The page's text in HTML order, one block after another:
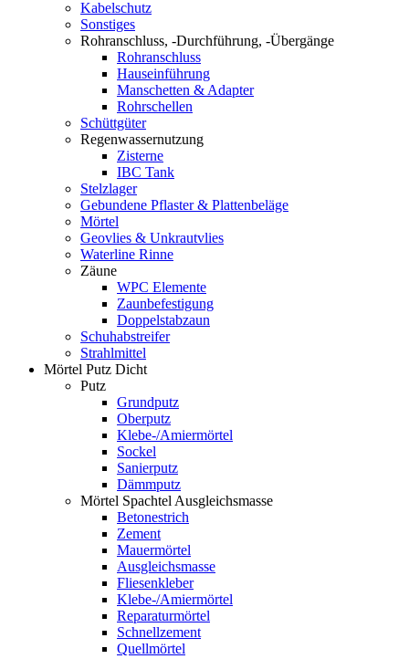
Kabelschutz
Sonstiges
Rohranschluss, -Durchführung, -Übergänge
Rohranschluss
Hauseinführung
Manschetten & Adapter
Rohrschellen
Schüttgüter
Regenwassernutzung
Zisterne
IBC Tank
Stelzlager
Gebundene Pflaster & Plattenbeläge
Mörtel
Geovlies & Unkrautvlies
Waterline Rinne
Zäune
WPC Elemente
Zaunbefestigung
Doppelstabzaun
Schuhabstreifer
Strahlmittel
Mörtel Putz Dicht
Putz
Grundputz
Oberputz
Klebe-/Amiermörtel
Sockel
Sanierputz
Dämmputz
Mörtel Spachtel Ausgleichsmasse
Betonestrich
Zement
Mauermörtel
Ausgleichsmasse
Fliesenkleber
Klebe-/Amiermörtel
Reparaturmörtel
Schnellzement
Quellmörtel